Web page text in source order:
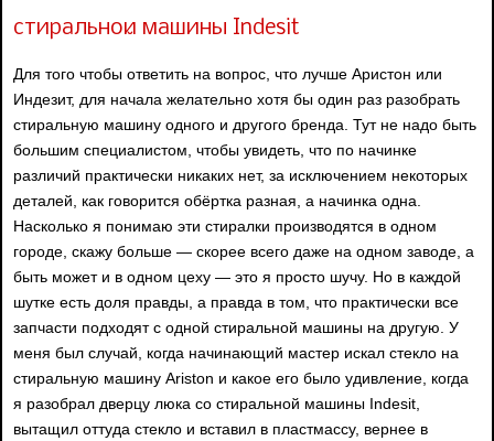
стиральной машины Indesit
Для того чтобы ответить на вопрос, что лучше Аристон или
Индезит, для начала желательно хотя бы один раз разобрать
стиральную машину одного и другого бренда. Тут не надо быть
большим специалистом, чтобы увидеть, что по начинке
различий практически никаких нет, за исключением некоторых
деталей, как говорится обёртка разная, а начинка одна.
Насколько я понимаю эти стиралки производятся в одном
городе, скажу больше — скорее всего даже на одном заводе, а
быть может и в одном цеху — это я просто шучу. Но в каждой
шутке есть доля правды, а правда в том, что практически все
запчасти подходят с одной стиральной машины на другую. У
меня был случай, когда начинающий мастер искал стекло на
стиральную машину Ariston и какое его было удивление, когда
я разобрал дверцу люка со стиральной машины Indesit,
вытащил оттуда стекло и вставил в пластмассу, вернее в